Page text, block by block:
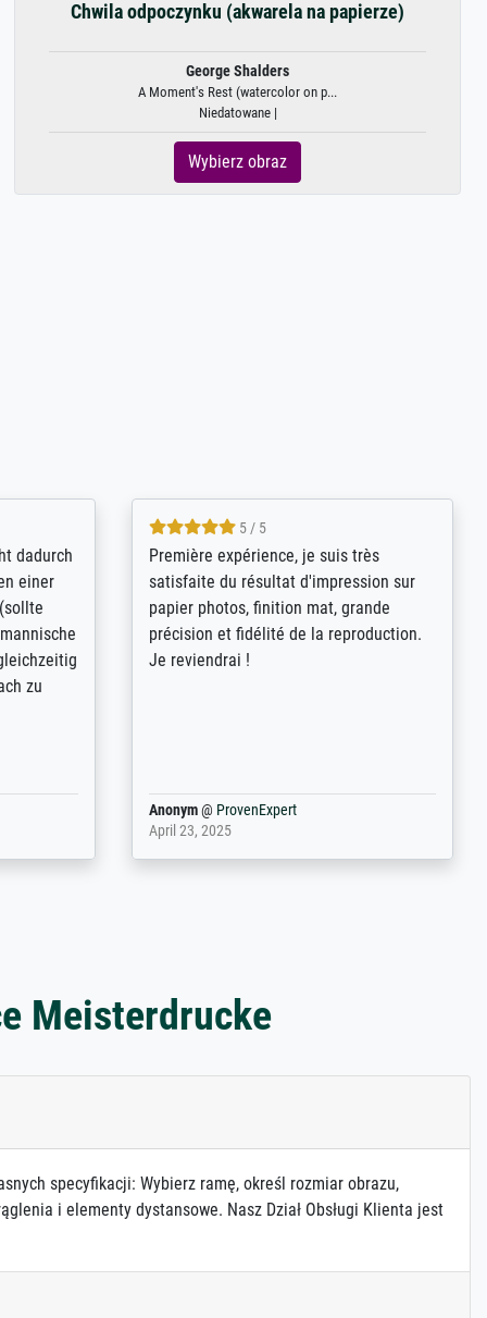
Chwila odpoczynku (akwarela na papierze)
George Shalders
A Moment's Rest (watercolor on p...
Niedatowane |
Wybierz obraz
sich
(ein
-
4.8 / 5
Qualité absolument irréprochable.
Extraordinaire diversité des thèmes
abordés et personnalisation des
demandes (recadrage, réajustement des
couleurs). Relation clientèle parfaite.
Anonym@ ProvenExpert
March 31, 2025
Meisterdrucke
specyfikacji: Wybierz ramę, określ rozmiar obrazu,
i elementy dystansowe. Nasz Dział Obsługi Klienta jest